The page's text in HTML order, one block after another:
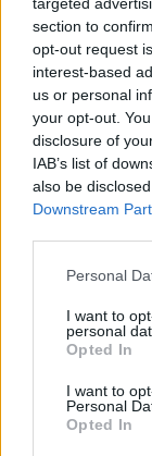
section to
opt-out request
interest-based
us or personal
your opt-out.
disclosure of
IAB’s list of
also be
Downstream
Personal
I want to
personal
Opted In
I want to
Personal
Opted In
Però mi è
L'attaccante è
due anni fa: "Mi
andato. Si è
verità è un'altra:
abbiamo
detto: 'Fede, non
bene, sono
nel mio cuore,